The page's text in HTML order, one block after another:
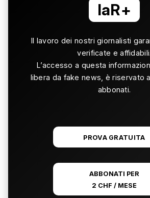
laR+
Il lavoro dei nostri giornalisti
verificate e affidabili.
L’accesso a questa
libera da fake news, è riservato
abbonati.
PROVA GRATUITA
ABBONATI PER
2 CHF / MESE